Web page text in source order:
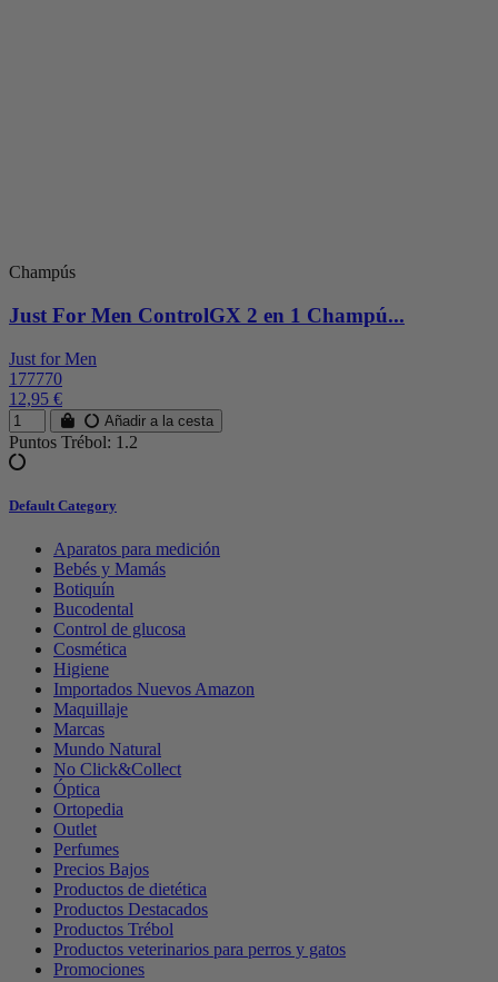
Champús
Just For Men ControlGX 2 en 1 Champú...
Just for Men
177770
12,95 €
Añadir a la cesta
Puntos Trébol: 1.2
Default Category
Aparatos para medición
Bebés y Mamás
Botiquín
Bucodental
Control de glucosa
Cosmética
Higiene
Importados Nuevos Amazon
Maquillaje
Marcas
Mundo Natural
No Click&Collect
Óptica
Ortopedia
Outlet
Perfumes
Precios Bajos
Productos de dietética
Productos Destacados
Productos Trébol
Productos veterinarios para perros y gatos
Promociones